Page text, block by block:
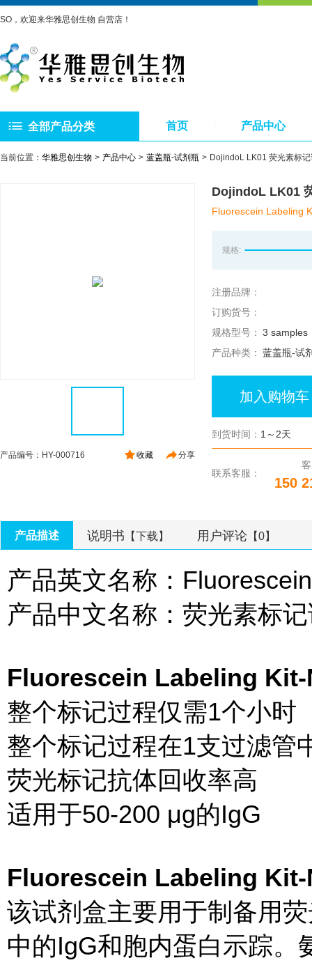
SO，欢迎来华雅思创生物 自营店！
全部产品分类 首页 产品中心
当前位置： 华雅思创生物 产品中心 蓝盖瓶-试剂瓶 DojindoL LK01 荧光素标
分享
收藏
产品编号：HY-000716
DojindoL LK01
Fluorescein Labeling
规格:
注册品牌：
订购货号：
规格型号： 3 samples
产品种类： 蓝盖瓶-试
加入购物车
到货时间： 1～2天
联系客服：
150
产品描述 说明书 【下载】 用户评论 【0】
产品英文名称：
产品中文名称：荧光素标
Fluorescein Labeling Kit-
整个标记过程仅
整个标记过程在1支
荧光标记抗
适用于50-200 μg的IgG
Fluorescein Labeling Kit-
该试剂盒主要用于制备用
中的IgG和胞内蛋白示踪。